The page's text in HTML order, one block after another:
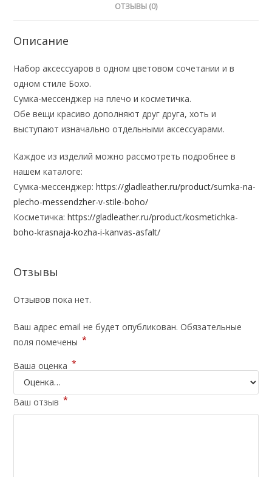
ОТЗЫВЫ (0)
Описание
Набор аксессуаров в одном цветовом сочетании и в
одном стиле Бохо.
Сумка-мессенджер на плечо и косметичка.
Обе вещи красиво дополняют друг друга, хоть и
выступают изначально отдельными аксессуарами.
Каждое из изделий можно рассмотреть подробнее в
нашем каталоге:
Сумка-мессенджер:https://gladleather.ru/product/sumka-na-
plecho-messendzher-v-stile-boho/
Косметичка:https://gladleather.ru/product/kosmetichka-
boho-krasnaja-kozha-i-kanvas-asfalt/
Отзывы
Отзывов пока нет.
Ваш адрес email не будет опубликован. Обязательные
поля помечены *
Ваша оценка *
Ваш отзыв *